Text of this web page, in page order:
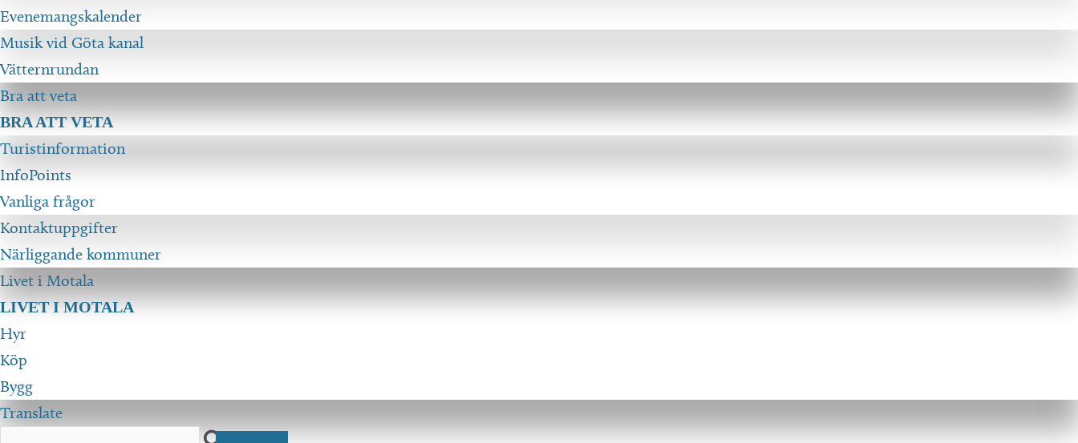
Evenemangskalender
Musik vid Göta kanal
Vätternrundan
Bra att veta
BRA ATT VETA
Turistinformation
InfoPoints
Vanliga frågor
Kontaktuppgifter
Närliggande kommuner
Livet i Motala
LIVET I MOTALA
Hyr
Köp
Bygg
Translate